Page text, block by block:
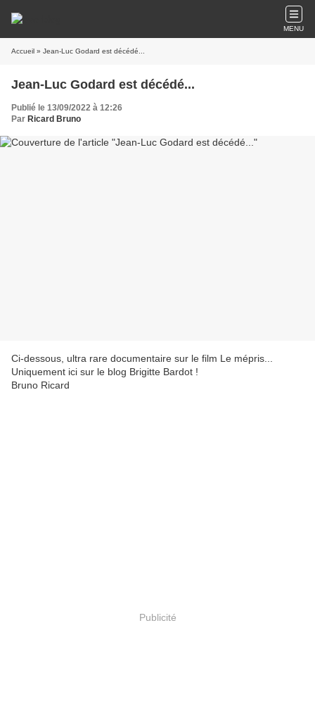
MENU
Accueil » Jean-Luc Godard est décédé...
Jean-Luc Godard est décédé...
Publié le 13/09/2022 à 12:26
Par Ricard Bruno
Ci-dessous, ultra rare documentaire sur le film Le mépris...
Uniquement ici sur le blog Brigitte Bardot !
Bruno Ricard
Publicité